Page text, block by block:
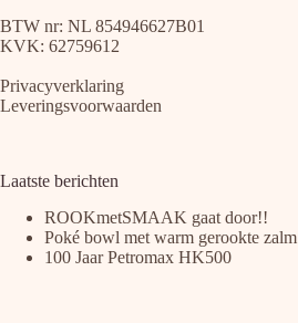
BTW nr: NL 854946627B01
KVK: 62759612
Privacyverklaring
Leveringsvoorwaarden
Laatste berichten
ROOKmetSMAAK gaat door!!
Poké bowl met warm gerookte zalm
100 Jaar Petromax HK500